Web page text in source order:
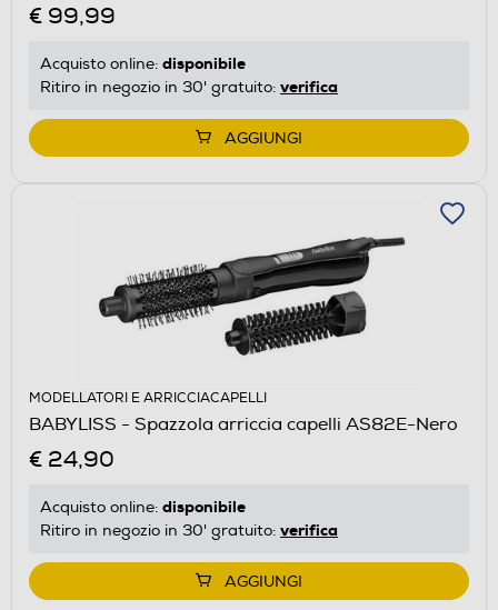
€ 99,99
Acquisto online: disponibile
Ritiro in negozio in 30' gratuito: verifica
AGGIUNGI
MODELLATORI E ARRICCIACAPELLI
BABYLISS - Spazzola arriccia capelli AS82E-Nero
€ 24,90
Acquisto online: disponibile
Ritiro in negozio in 30' gratuito: verifica
AGGIUNGI